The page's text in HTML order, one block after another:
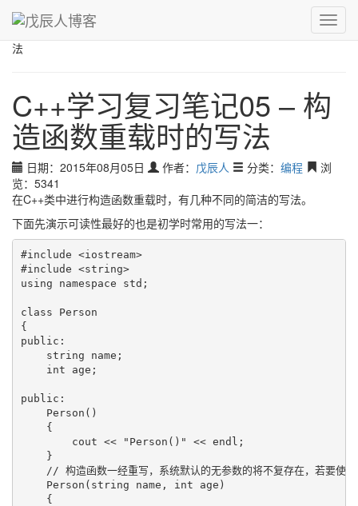
青，取之于蓝而青于蓝；冰，水为之而寒于水。
戊辰人博客 ›
C++学习复习笔记05 – 构造函数重载时的写
法
C++学习复习笔记05 – 构
造函数重载时的写法
日期：2015年08月05日 作者： 戊辰人 分类： 编程
浏
览：5341
在C++类中进行构造函数重载时，有几种不同的简洁的写法。
下面先演示可读性最好的也是初学时常用的写法一：
#include <iostream>
#include <string>
using namespace std;
class Person
{
public:
    string name;
    int age;
public:
    Person()
    {
        cout << "Person()" << endl;
    }
// 构造函数一经重写，系统默认的无参数的将不复存在，若要使用
    Person(string name, int age)
    {